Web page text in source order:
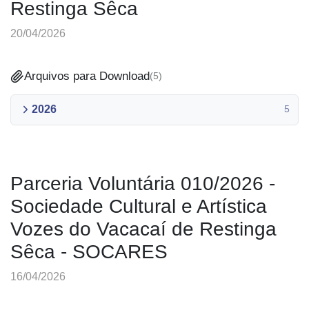
Restinga Sêca
20/04/2026
Arquivos para Download(5)
2026 5
Parceria Voluntária 010/2026 -
Sociedade Cultural e Artística
Vozes do Vacacaí de Restinga
Sêca - SOCARES
16/04/2026